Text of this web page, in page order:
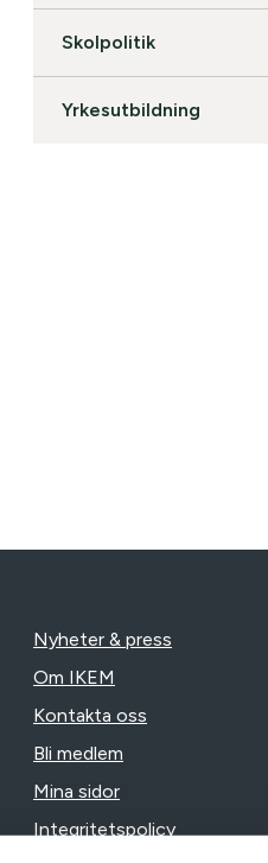
Skolpolitik
Yrkesutbildning
Nyheter & press
Om IKEM
Kontakta oss
Bli medlem
Mina sidor
Integritetspolicy